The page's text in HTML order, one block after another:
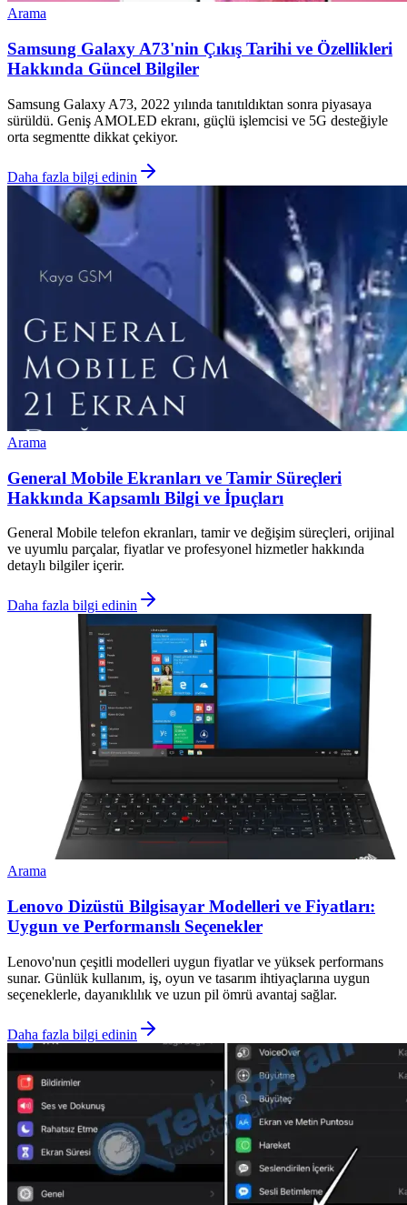
Arama
Samsung Galaxy A73'nin Çıkış Tarihi ve Özellikleri
Hakkında Güncel Bilgiler
Samsung Galaxy A73, 2022 yılında tanıtıldıktan sonra piyasaya
sürüldü. Geniş AMOLED ekranı, güçlü işlemcisi ve 5G desteğiyle
orta segmentte dikkat çekiyor.
Daha fazla bilgi edinin
Arama
General Mobile Ekranları ve Tamir Süreçleri
Hakkında Kapsamlı Bilgi ve İpuçları
General Mobile telefon ekranları, tamir ve değişim süreçleri, orijinal
ve uyumlu parçalar, fiyatlar ve profesyonel hizmetler hakkında
detaylı bilgiler içerir.
Daha fazla bilgi edinin
Arama
Lenovo Dizüstü Bilgisayar Modelleri ve Fiyatları:
Uygun ve Performanslı Seçenekler
Lenovo'nun çeşitli modelleri uygun fiyatlar ve yüksek performans
sunar. Günlük kullanım, iş, oyun ve tasarım ihtiyaçlarına uygun
seçeneklerle, dayanıklılık ve uzun pil ömrü avantaj sağlar.
Daha fazla bilgi edinin